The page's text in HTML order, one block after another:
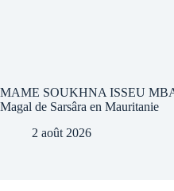
MAME SOUKHNA ISSEU
Magal de Sarsâra en Mauritanie
2 août 2026